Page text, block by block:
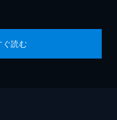
ぐ読む